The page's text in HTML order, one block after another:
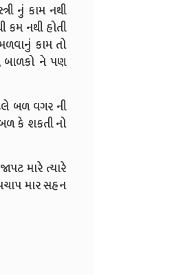
નું કામ નથી
કમ નથી હોતી
કામ તો
બાળકો ને પણ
બળ વગર ની
કે શકતી નો
મારે ત્યારે
માર સહન